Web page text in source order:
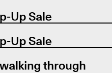
Up Sale
Up Sale
through